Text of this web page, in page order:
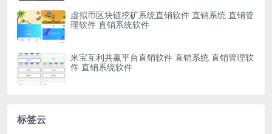
虚拟币区块链挖矿系统直销软件 直销系统 直销管
理软件 直销系统软件
米宝互利共赢平台直销软件 直销系统 直销管理软
件 直销系统软件
标签云